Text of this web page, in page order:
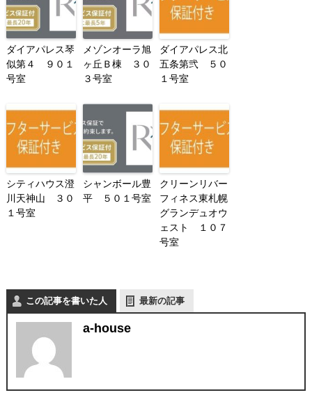
ダイアパレス琴
似第４ ９０１
号室
メゾンオーラ旭
ヶ丘Ｂ棟 ３０
３号室
ダイアパレス北
五条第弐 ５０
１号室
シティハウス澄
川天神山 ３０
１号室
シャンボール豊
平 ５０１号室
クリーンリバー
フィネス東札幌
グランデュオウ
ェスト １０７
号室
この記事を書いた人 最新の記事
a-house